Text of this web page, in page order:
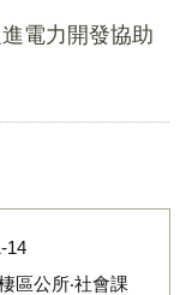
電力開發協助
14
區公所‧社會課